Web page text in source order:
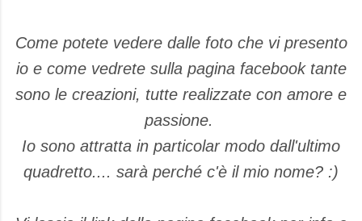
Come potete vedere dalle foto che vi presento
io e come vedrete sulla pagina facebook tante
sono le creazioni, tutte realizzate con amore e
passione.
Io sono attratta in particolar modo dall'ultimo
quadretto.... sarà perché c'è il mio nome? :)